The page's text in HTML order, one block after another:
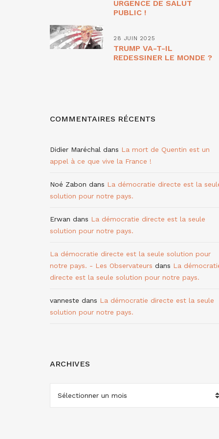
URGENCE DE SALUT
PUBLIC !
28 JUIN 2025
TRUMP VA-T-IL
REDESSINER LE MONDE ?
COMMENTAIRES RÉCENTS
Didier Maréchal dans La mort de Quentin est un
appel à ce que vive la France !
Noé Zabon dans La démocratie directe est la
solution pour notre pays.
Erwan dans La démocratie directe est la seule
solution pour notre pays.
La démocratie directe est la seule solution pour
notre pays. - Les Observateurs dans La
directe est la seule solution pour notre pays.
vanneste dans La démocratie directe est la seule
solution pour notre pays.
ARCHIVES
ARCHIVES